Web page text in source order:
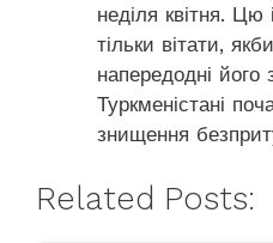
неділя квітня. Цю
тільки вітати,
напередодні
Туркменістані
знищення
Related Posts: